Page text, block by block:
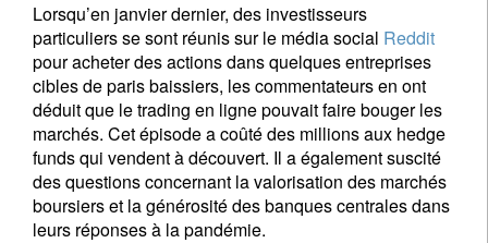
Lorsqu’en janvier dernier, des investisseurs
particuliers se sont réunis sur le média social Reddit
pour acheter des actions dans quelques entreprises
cibles de paris baissiers, les commentateurs en ont
déduit que le trading en ligne pouvait faire bouger les
marchés. Cet épisode a coûté des millions aux hedge
funds qui vendent à découvert. Il a également suscité
des questions concernant la valorisation des marchés
boursiers et la générosité des banques centrales dans
leurs réponses à la pandémie.